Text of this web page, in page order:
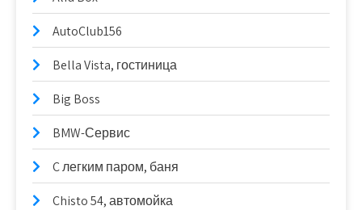
AutoClub156
Bella Vista, гостиница
Big Boss
BMW-Сервис
C легким паром, баня
Chisto 54, автомойка